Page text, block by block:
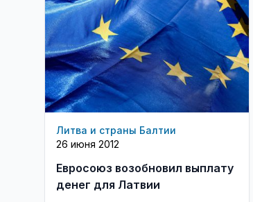
версии ...
Литва и страны Балтии
26 июня 2012
Евросоюз возобновил выплату
денег для Латвии